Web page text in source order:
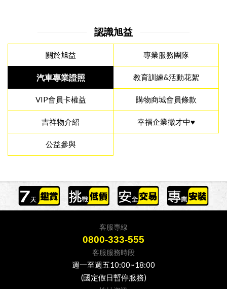
認識旭益
關於旭益 專業服務團隊
汽車專業證照 教育訓練&活動花絮
VIP會員卡權益 購物商城會員條款
吉祥物介紹 幸福企業徵才中♥
公益參與
客服專線
0800-333-555
客服服務時段
週一至週五10:00~18:00
(國定假日暫停服務)